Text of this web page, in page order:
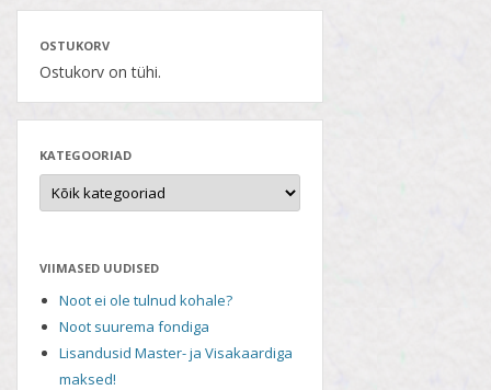
OSTUKORV
Ostukorv on tühi.
KATEGOORIAD
VIIMASED UUDISED
Noot ei ole tulnud kohale?
Noot suurema fondiga
Lisandusid Master- ja Visakaardiga
maksed!